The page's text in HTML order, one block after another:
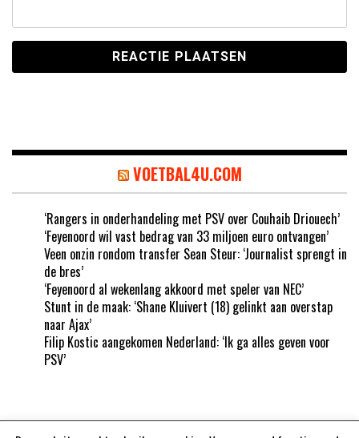
VOETBAL4U.COM
‘Rangers in onderhandeling met PSV over Couhaib Driouech’
‘Feyenoord wil vast bedrag van 33 miljoen euro ontvangen’
Veen onzin rondom transfer Sean Steur: ‘Journalist sprengt in
de bres’
‘Feyenoord al wekenlang akkoord met speler van NEC’
Stunt in de maak: ‘Shane Kluivert (18) gelinkt aan overstap
naar Ajax’
Filip Kostic aangekomen Nederland: ‘Ik ga alles geven voor
PSV’